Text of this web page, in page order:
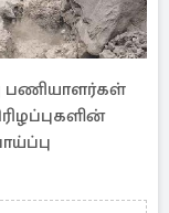
பணியாளர்கள்